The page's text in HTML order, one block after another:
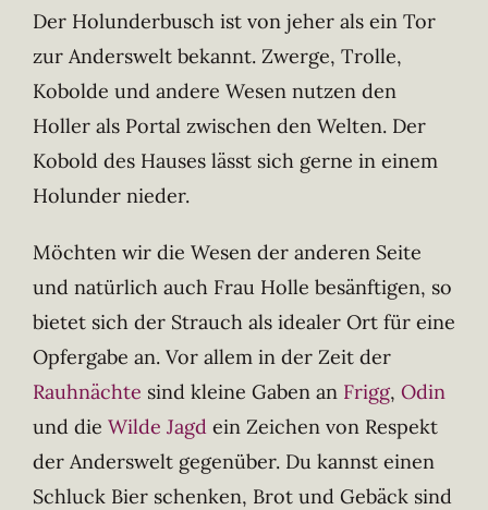
Der Holunderbusch ist von jeher als ein Tor
zur Anderswelt bekannt. Zwerge, Trolle,
Kobolde und andere Wesen nutzen den
Holler als Portal zwischen den Welten. Der
Kobold des Hauses lässt sich gerne in einem
Holunder nieder.
Möchten wir die Wesen der anderen Seite
und natürlich auch Frau Holle besänftigen, so
bietet sich der Strauch als idealer Ort für eine
Opfergabe an. Vor allem in der Zeit der
Rauhnächte sind kleine Gaben an Frigg, Odin
und die Wilde Jagd ein Zeichen von Respekt
der Anderswelt gegenüber. Du kannst einen
Schluck Bier schenken, Brot und Gebäck sind